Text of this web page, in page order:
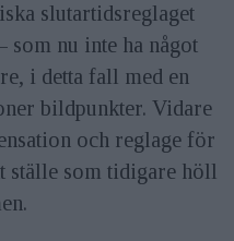
slutartidsreglaget
som nu inte ha något
i detta fall med en
bildpunkter. Vidare
och reglage för
ställe som tidigare höll